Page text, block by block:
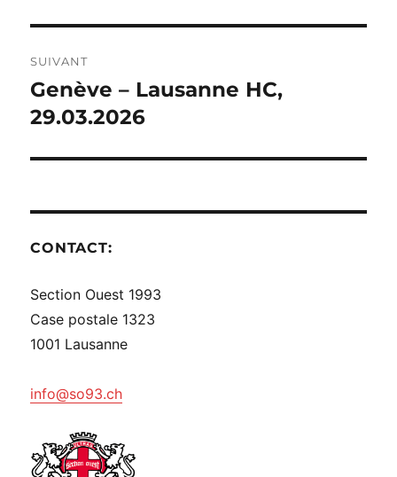
SUIVANT
Publication
suivante :
Genève – Lausanne HC,
29.03.2026
CONTACT:
Section Ouest 1993
Case postale 1323
1001 Lausanne
info@so93.ch